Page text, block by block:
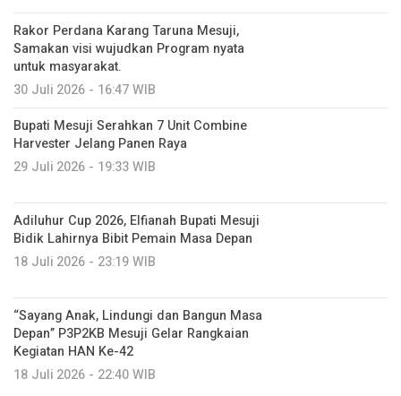
Rakor Perdana Karang Taruna Mesuji,
Samakan visi wujudkan Program nyata
untuk masyarakat.
30 Juli 2026 - 16:47 WIB
Bupati Mesuji Serahkan 7 Unit Combine
Harvester Jelang Panen Raya
29 Juli 2026 - 19:33 WIB
Adiluhur Cup 2026, Elfianah Bupati Mesuji
Bidik Lahirnya Bibit Pemain Masa Depan
18 Juli 2026 - 23:19 WIB
“Sayang Anak, Lindungi dan Bangun Masa
Depan” P3P2KB Mesuji Gelar Rangkaian
Kegiatan HAN Ke-42
18 Juli 2026 - 22:40 WIB